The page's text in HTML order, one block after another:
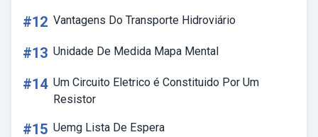
#12 Vantagens Do Transporte Hidroviário
#13 Unidade De Medida Mapa Mental
#14 Um Circuito Eletrico é Constituido Por Um
Resistor
#15 Uemg Lista De Espera